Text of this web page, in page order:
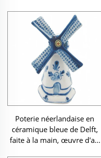
personnalisé
Poterie néerlandaise en
céramique bleue de Delft,
faite à la main, œuvre d'art